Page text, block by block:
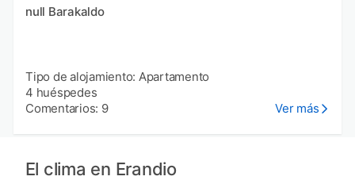
null Barakaldo
Tipo de alojamiento: Apartamento
4 huéspedes
Comentarios: 9
Ver más
El clima en Erandio